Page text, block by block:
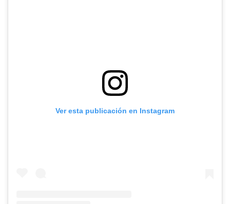
Ver esta publicación en Instagram